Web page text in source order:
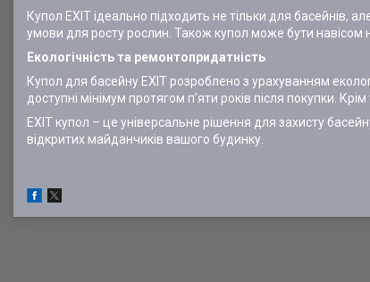
Купол EXIT ідеально підходить не тільки для басейнів,
умови для росту рослин. Також купол може бути
Екологічність та ремонтопридатність
Купол для басейну EXIT розроблено з урахуванням
доступні мінімум протягом п'яти років після покупки.
EXIT купол – це універсальне рішення для захисту
відкритих майданчиків вашого будинку.